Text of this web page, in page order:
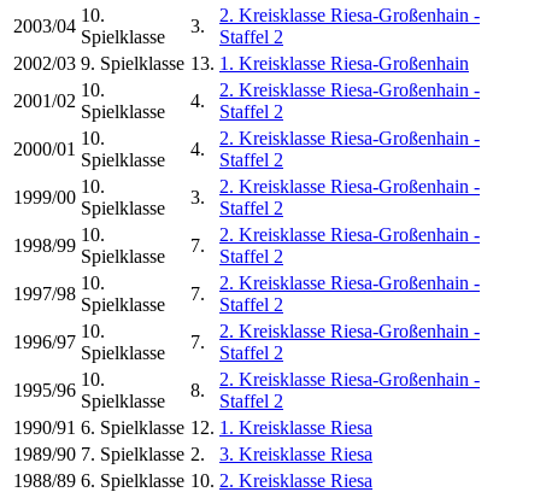
2003/04
10.
Spielklasse
3.
2. Kreisklasse Riesa-Großenhain -
Staffel 2
2002/03 9. Spielklasse 13. 1. Kreisklasse Riesa-Großenhain
2001/02
10.
Spielklasse
4.
2. Kreisklasse Riesa-Großenhain -
Staffel 2
2000/01
10.
Spielklasse
4.
2. Kreisklasse Riesa-Großenhain -
Staffel 2
1999/00
10.
Spielklasse
3.
2. Kreisklasse Riesa-Großenhain -
Staffel 2
1998/99
10.
Spielklasse
7.
2. Kreisklasse Riesa-Großenhain -
Staffel 2
1997/98
10.
Spielklasse
7.
2. Kreisklasse Riesa-Großenhain -
Staffel 2
1996/97
10.
Spielklasse
7.
2. Kreisklasse Riesa-Großenhain -
Staffel 2
1995/96
10.
Spielklasse
8.
2. Kreisklasse Riesa-Großenhain -
Staffel 2
1990/91 6. Spielklasse 12. 1. Kreisklasse Riesa
1989/90 7. Spielklasse 2.
3. Kreisklasse Riesa
1988/89 6. Spielklasse 10. 2. Kreisklasse Riesa